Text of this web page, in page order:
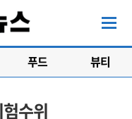
푸드 뷰티
수위